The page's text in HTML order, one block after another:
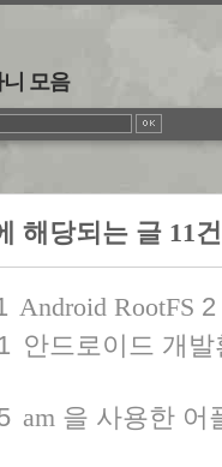
모음
해당되는 글 11건
Android RootFS 2
안드로이드 개
am 을 사용한 어